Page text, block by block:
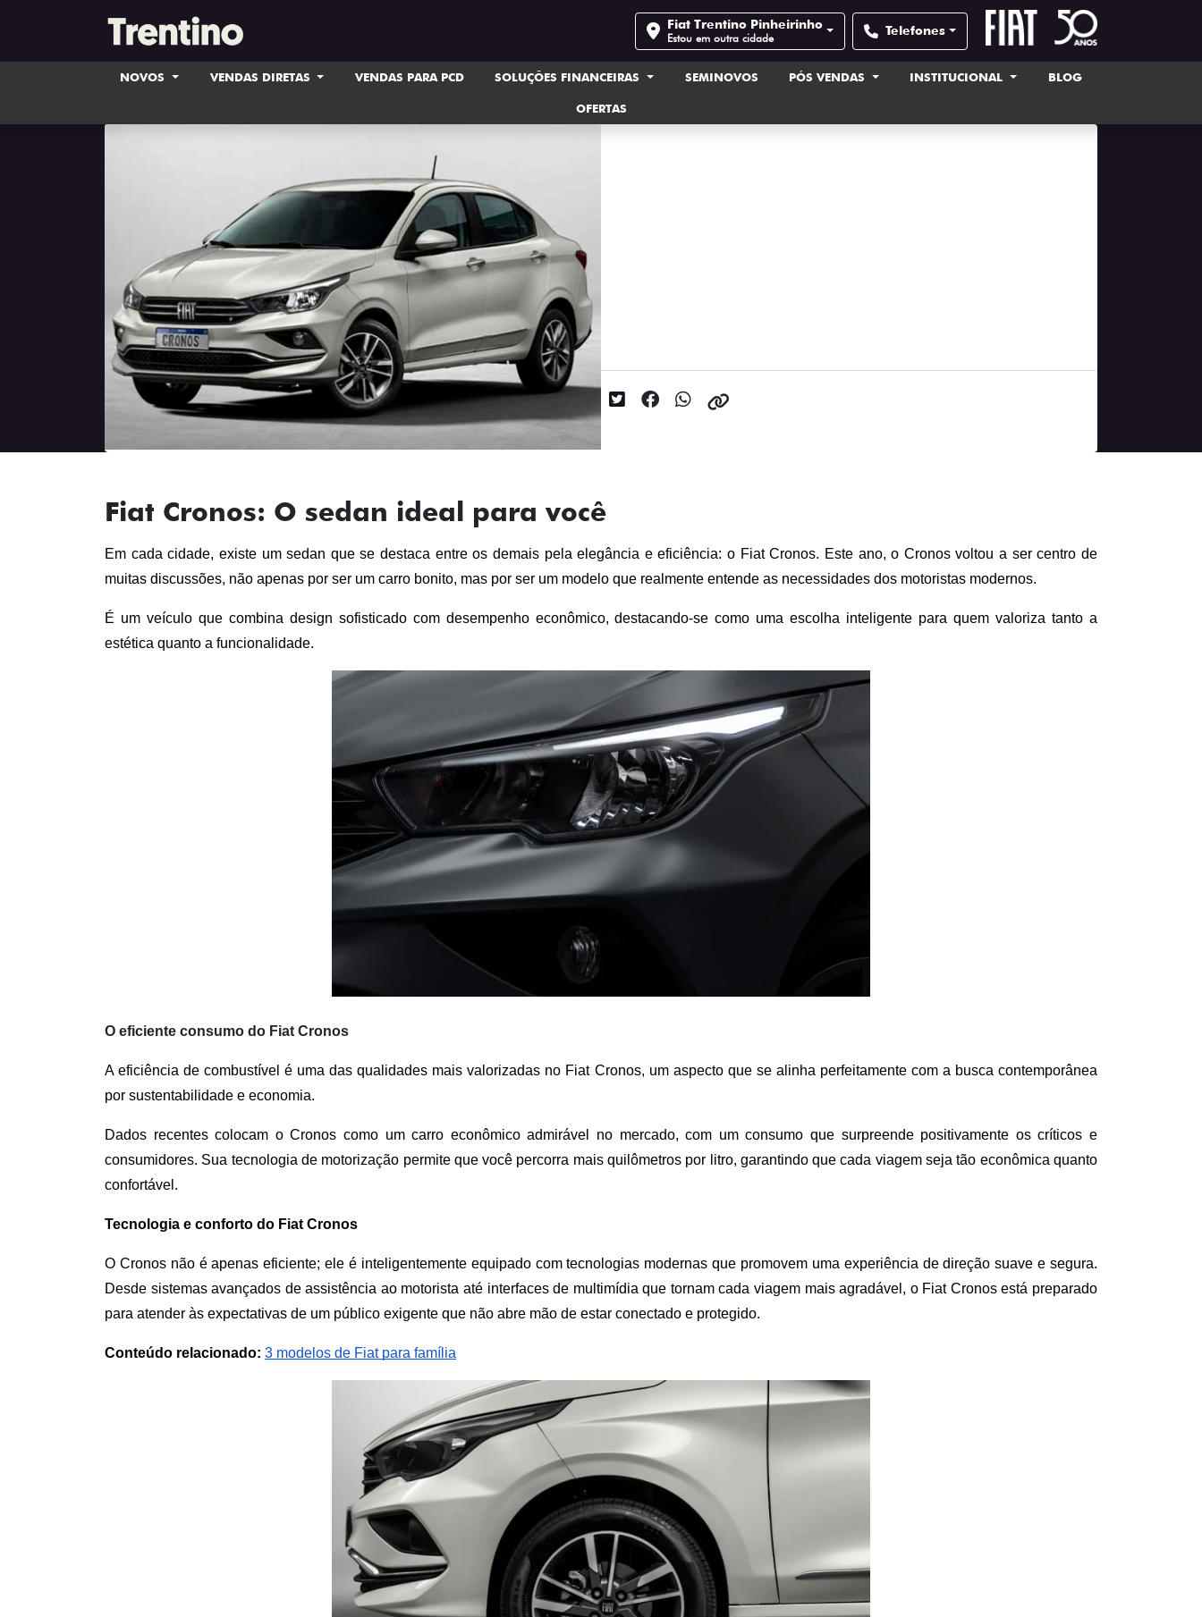
Fiat Trentino Pinheirinho
Estou em outra cidade Telefones
NOVOS VENDAS DIRETAS VENDAS PARA PCD SOLUÇÕES FINANCEIRAS SEMINOVOS PÓS VENDAS INSTITUCIONAL BLOG
OFERTAS
Fiat Cronos: O sedan ideal para você
Em cada cidade, existe um sedan que se destaca entre os demais pela elegância e eficiência: o Fiat Cronos. Este ano, o Cronos voltou a ser centro de
muitas discussões, não apenas por ser um carro bonito, mas por ser um modelo que realmente entende as necessidades dos motoristas modernos.
É um veículo que combina design sofisticado com desempenho econômico, destacando-se como uma escolha inteligente para quem valoriza tanto a
estética quanto a funcionalidade.
O eficiente consumo do Fiat Cronos
A eficiência de combustível é uma das qualidades mais valorizadas no Fiat Cronos, um aspecto que se alinha perfeitamente com a busca contemporânea
por sustentabilidade e economia.
Dados recentes colocam o Cronos como um carro econômico admirável no mercado, com um consumo que surpreende positivamente os críticos e
consumidores. Sua tecnologia de motorização permite que você percorra mais quilômetros por litro, garantindo que cada viagem seja tão econômica quanto
confortável.
Tecnologia e conforto do Fiat Cronos
O Cronos não é apenas eficiente; ele é inteligentemente equipado com tecnologias modernas que promovem uma experiência de direção suave e segura.
Desde sistemas avançados de assistência ao motorista até interfaces de multimídia que tornam cada viagem mais agradável, o Fiat Cronos está preparado
para atender às expectativas de um público exigente que não abre mão de estar conectado e protegido.
Conteúdo relacionado: 3 modelos de Fiat para família